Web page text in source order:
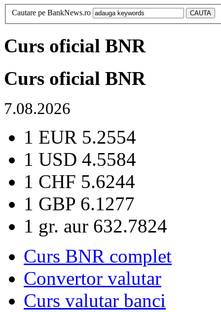
Cautare pe BankNews.ro
Curs oficial BNR
Curs oficial BNR
7.08.2026
1 EUR 5.2554
1 USD 4.5584
1 CHF 5.6244
1 GBP 6.1277
1 gr. aur 632.7824
Curs BNR complet
Convertor valutar
Curs valutar banci